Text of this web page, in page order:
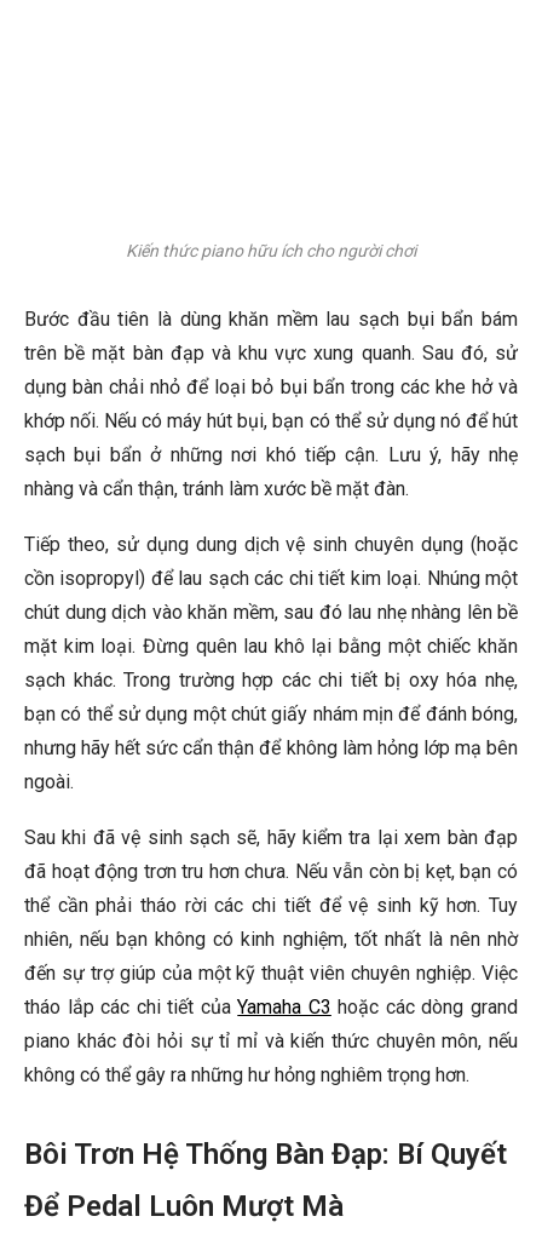
Kiến thức piano hữu ích cho người chơi
Bước đầu tiên là dùng khăn mềm lau sạch bụi bẩn bám
trên bề mặt bàn đạp và khu vực xung quanh. Sau đó, sử
dụng bàn chải nhỏ để loại bỏ bụi bẩn trong các khe hở và
khớp nối. Nếu có máy hút bụi, bạn có thể sử dụng nó để hút
sạch bụi bẩn ở những nơi khó tiếp cận. Lưu ý, hãy nhẹ
nhàng và cẩn thận, tránh làm xước bề mặt đàn.
Tiếp theo, sử dụng dung dịch vệ sinh chuyên dụng (hoặc
cồn isopropyl) để lau sạch các chi tiết kim loại. Nhúng một
chút dung dịch vào khăn mềm, sau đó lau nhẹ nhàng lên bề
mặt kim loại. Đừng quên lau khô lại bằng một chiếc khăn
sạch khác. Trong trường hợp các chi tiết bị oxy hóa nhẹ,
bạn có thể sử dụng một chút giấy nhám mịn để đánh bóng,
nhưng hãy hết sức cẩn thận để không làm hỏng lớp mạ bên
ngoài.
Sau khi đã vệ sinh sạch sẽ, hãy kiểm tra lại xem bàn đạp
đã hoạt động trơn tru hơn chưa. Nếu vẫn còn bị kẹt, bạn có
thể cần phải tháo rời các chi tiết để vệ sinh kỹ hơn. Tuy
nhiên, nếu bạn không có kinh nghiệm, tốt nhất là nên nhờ
đến sự trợ giúp của một kỹ thuật viên chuyên nghiệp. Việc
tháo lắp các chi tiết củaYamaha C3 hoặc các dòng grand
piano khác đòi hỏi sự tỉ mỉ và kiến thức chuyên môn, nếu
không có thể gây ra những hư hỏng nghiêm trọng hơn.
Bôi Trơn Hệ Thống Bàn Đạp: Bí Quyết
Để Pedal Luôn Mượt Mà